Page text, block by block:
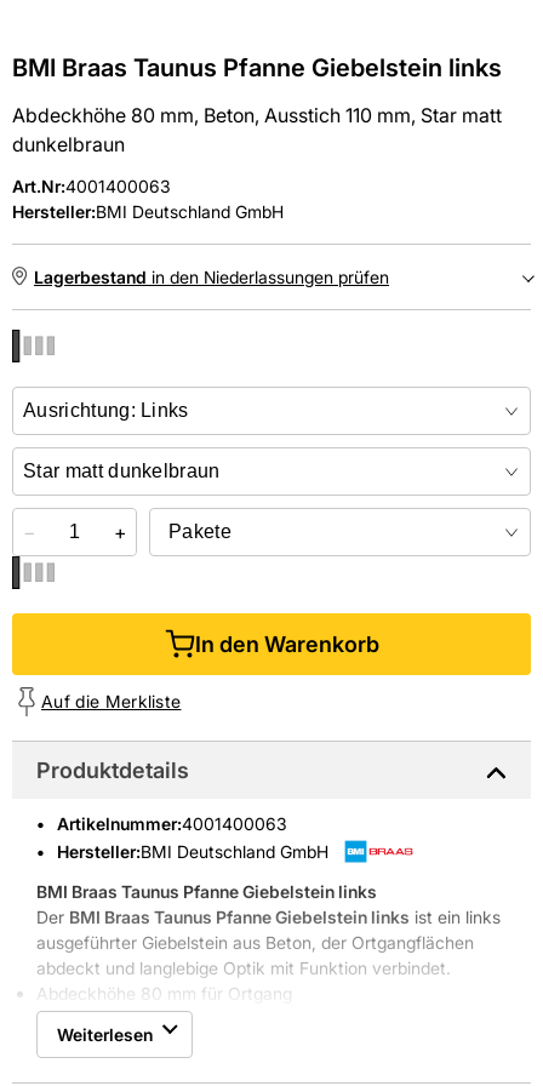
BMI Braas Taunus Pfanne Giebelstein links
Abdeckhöhe 80 mm, Beton, Ausstich 110 mm, Star matt
dunkelbraun
Art.Nr:4001400063
Hersteller:BMI Deutschland GmbH
Lagerbestand in den Niederlassungen prüfen
Online kaufen &
− +
In den Warenkorb
Auf die Merkliste
Produktdetails
Artikelnummer:4001400063
Hersteller:BMI Deutschland GmbH
BMI Braas Taunus Pfanne Giebelstein links
Der BMI Braas Taunus Pfanne Giebelstein links ist ein links
ausgeführter Giebelstein aus Beton, der Ortgangflächen
abdeckt und langlebige Optik mit Funktion verbindet.
Abdeckhöhe 80 mm für Ortgang
Ausstich 110 mm für Verklammerung
Star matt Oberfläche in Dunkelbraun
Weiterlesen